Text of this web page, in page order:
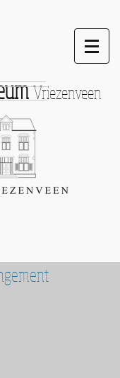
Vriezenveen